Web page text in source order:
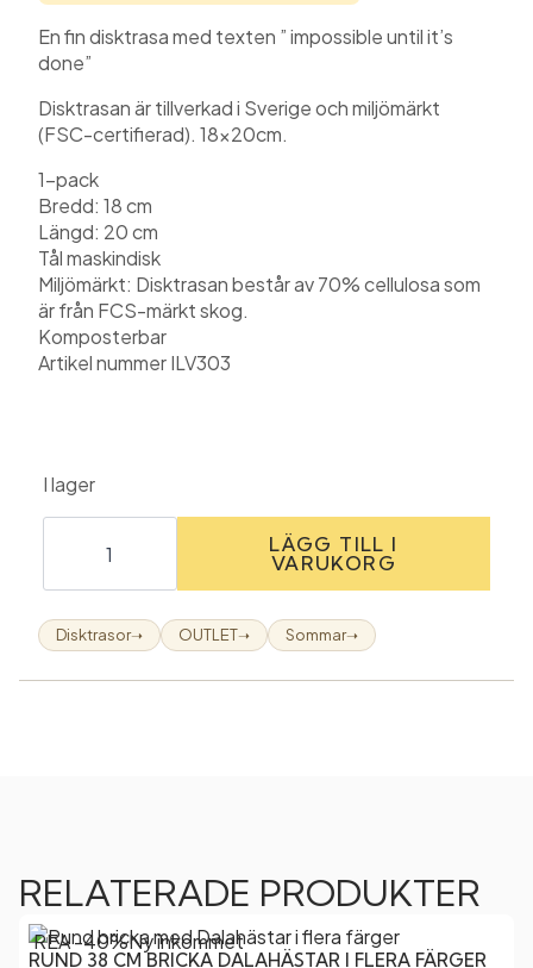
En fin disktrasa med texten ” impossible until it’s
done”
Disktrasan är tillverkad i Sverige och miljömärkt
(FSC-certifierad). 18x20cm.
1-pack
Bredd: 18 cm
Längd: 20 cm
Tål maskindisk
Miljömärkt: Disktrasan består av 70% cellulosa som
är från FCS-märkt skog.
Komposterbar
Artikel nummer ILV303
I lager
Impossible
disktrasa
LÄGG TILL I
VARUKORG
Disktrasor➝ OUTLET➝ Sommar➝
RELATERADE PRODUKTER
RUND 38 CM BRICKA DALAHÄSTAR I FLERA FÄRGER
REA -40%Ny inkommet